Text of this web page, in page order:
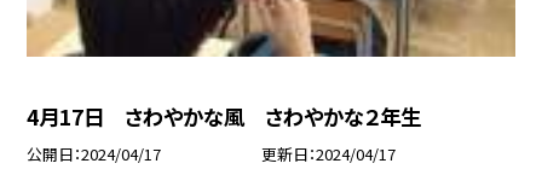
4月17日 さわやかな風 さわやかな２年生
公開日 2024/04/17 更新日 2024/04/17